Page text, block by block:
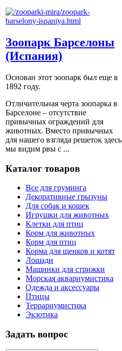
Зоопарк Барселоны
(Испания)
Основан этот зоопарк был еще в
1892 году.
Отличительная черта зоопарка в
Барселоне – отсутствие
привычных ограждений для
животных. Вместо привычных
для нашего взгляда решеток здесь
мы видим рвы с ...
Каталог товаров
Все для груминга
Декоративные грызуны
Для собак и кошек
Игрушки для животных
Клетки для птиц
Корм для животных
Корм для птиц
Корма для щенков и котят
Лошади
Машинки для стрижки
Морская аквариумистика
Одежда и аксессуары
Птицы
Террариумистика
Экзотика
Задать вопрос